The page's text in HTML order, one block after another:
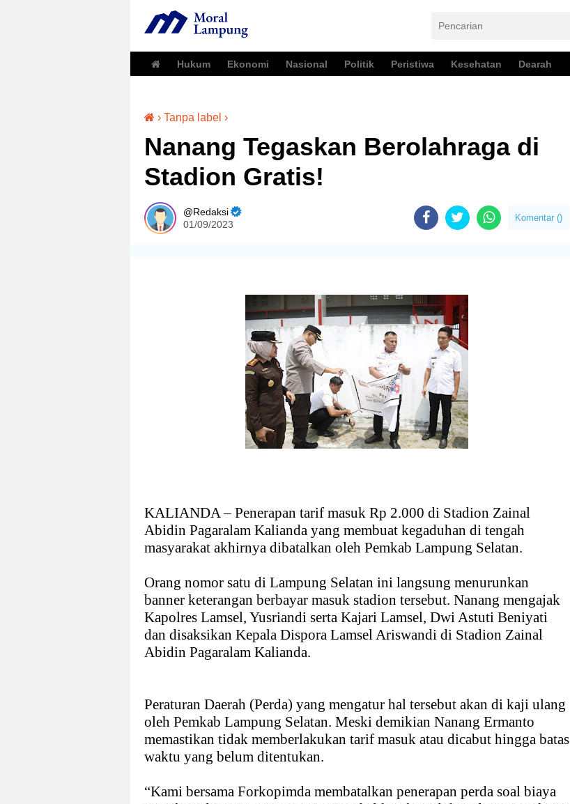
Hukum Ekonomi Nasional Politik Peristiwa Kesehatan Dearah
› Tanpa label ›
Nanang Tegaskan Berolahraga di
Stadion Gratis!
Redaksi
01/09/2023
Komentar ()
KALIANDA – Penerapan tarif masuk Rp 2.000 di Stadion Zainal
Abidin Pagaralam Kalianda yang membuat kegaduhan di tengah
masyarakat akhirnya dibatalkan oleh Pemkab Lampung Selatan.
Orang nomor satu di Lampung Selatan ini langsung menurunkan
banner keterangan berbayar masuk stadion tersebut. Nanang mengajak
Kapolres Lamsel, Yusriandi serta Kajari Lamsel, Dwi Astuti Beniyati
dan disaksikan Kepala Dispora Lamsel Ariswandi di Stadion Zainal
Abidin Pagaralam Kalianda.
Peraturan Daerah (Perda) yang mengatur hal tersebut akan di kaji ulang
oleh Pemkab Lampung Selatan. Meski demikian Nanang Ermanto
memastikan tidak memberlakukan tarif masuk atau dicabut hingga batas
waktu yang belum ditentukan.
“Kami bersama Forkopimda membatalkan penerapan perda soal biaya